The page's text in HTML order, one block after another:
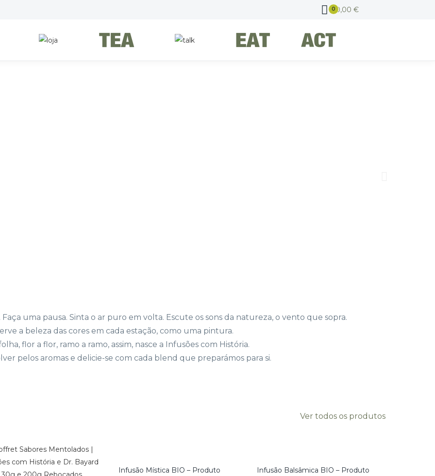
0 0,00€
Faça uma pausa. Sinta o ar puro em volta. Escute os sons da natureza, o vento que sopra.
a beleza das cores em cada estação, como uma pintura.
flor a flor, ramo a ramo, assim, nasce a Infusões com História.
pelos aromas e delicie-se com cada blend que preparámos para si.
Ver todos os produtos
Infusão Mística BIO – Produto
Infusão Balsâmica BIO – Produto